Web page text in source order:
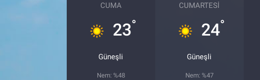
CUMA
23°
Güneşli
Nem: %48
CUMARTESI
24°
Güneşli
Nem: %47